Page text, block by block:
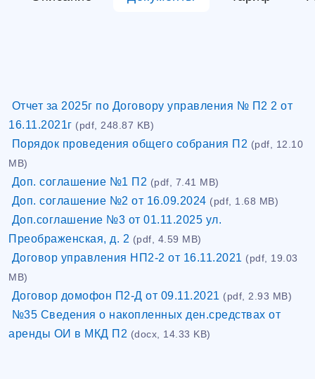
Отчет за 2025г по Договору управления № П2 2 от
16.11.2021г (pdf, 248.87 KB)
Порядок проведения общего собрания П2 (pdf, 12.10
MB)
Доп. соглашение №1 П2 (pdf, 7.41 MB)
Доп. соглашение №2 от 16.09.2024 (pdf, 1.68 MB)
Доп.соглашение №3 от 01.11.2025 ул.
Преображенская, д. 2 (pdf, 4.59 MB)
Договор управления НП2-2 от 16.11.2021 (pdf, 19.03
MB)
Договор домофон П2-Д от 09.11.2021 (pdf, 2.93 MB)
№35 Сведения о накопленных ден.средствах от
аренды ОИ в МКД П2 (docx, 14.33 KB)